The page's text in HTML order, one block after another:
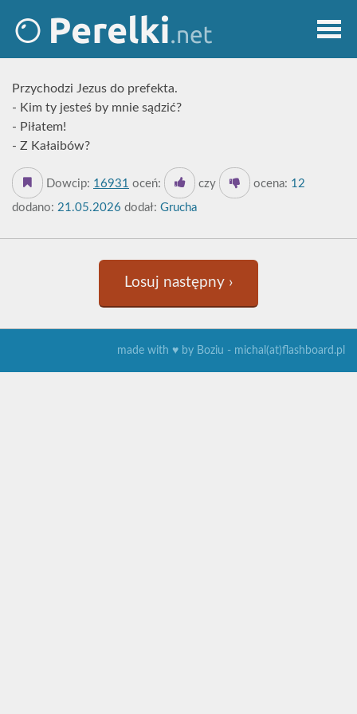
Przychodzi Jezus do prefekta.
- Kim ty jesteś by mnie sądzić?
- Piłatem!
- Z Kałaibów?
Dowcip: 16931 oceń: czy ocena: 12
dodano: 21.05.2026 dodał: Grucha
Losuj następny ›
made with ♥ by Boziu - michal(at)flashboard.pl